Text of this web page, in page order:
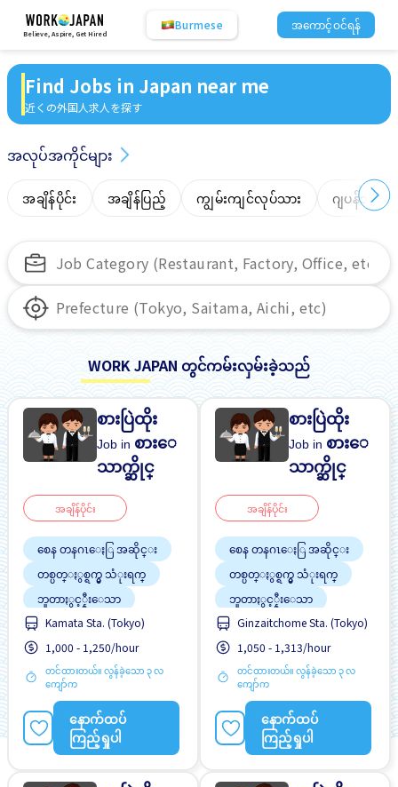
Believe, Aspire, Get Hired
Burmese အကောင့်ဝင်ရန်
Find Jobs in Japan near me
近くの外国人求人を探す
အလုပ်အကိုင်များ
အချိန်ပိုင်း အချိန်ပြည့် ကျွမ်းကျင်လုပ်သား ဂျပန်ဘာသ
WORK JAPAN တွင်ကမ်းလှမ်းခဲ့သည်
စားပြဲထိုး
Job in စားေ
သာက္ဆိုင္
အချိန်ပိုင်း
စေန တနဂၤေႏြ အဆိုင္း
တစ္ပတ္ႏွစ္ရက္မွ သံုးရက္
ဘူတာႏွင့္နီးေသာ
လမ္းစရိတ္ေပးသည္
အလုပ္ခ်ိန္နည္းေသာ
Kamata Sta. (Tokyo)
1,000 - 1,250/hour
တင်ထားတယ်။ လွန်ခဲ့သော ၃ လ
ကျော်က
နောက်ထပ်
ကြည့်ရှုပါ
စားပြဲထိုး
Job in စားေ
သာက္ဆိုင္
အချိန်ပိုင်း
စေန တနဂၤေႏြ အဆိုင္း
တစ္ပတ္ႏွစ္ရက္မွ သံုးရက္
ဘူတာႏွင့္နီးေသာ
လမ္းစရိတ္ေပးသည္
အလုပ္ခ်ိန္နည္းေသာ
Ginzaitchome Sta. (Tokyo)
1,050 - 1,313/hour
တင်ထားတယ်။ လွန်ခဲ့သော ၃ လ
ကျော်က
နောက်ထပ်
ကြည့်ရှုပါ